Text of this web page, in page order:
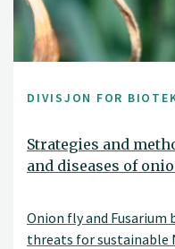
DIVISJON FOR
Strategies and
and diseases of
Onion fly and
threats for sustainable